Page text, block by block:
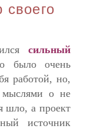
сильный
было очень
работой, но,
мыслями о не
шло, а проект
источник